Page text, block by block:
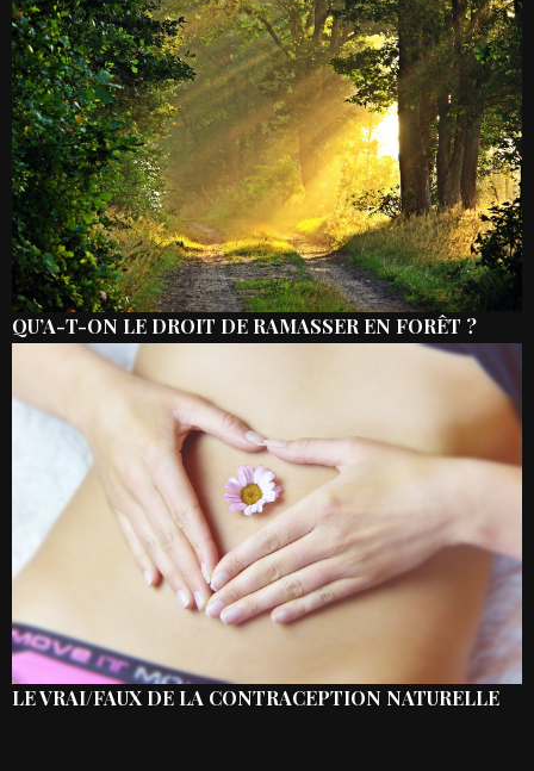
QU’A-T-ON LE DROIT DE RAMASSER EN FORÊT ?
LE VRAI/FAUX DE LA CONTRACEPTION NATURELLE